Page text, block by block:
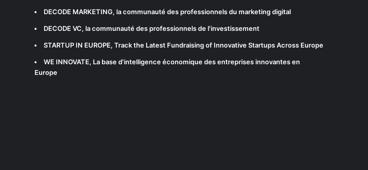
DECODE MARKETING, la communauté des professionnels du marketing digital
DECODE VC, la communauté des professionnels de l'investissement
STARTUP IN EUROPE, Track the Latest Fundraising of Innovative Startups Across Europe
WE INNOVATE, La base d'intelligence économique des entreprises innovantes en
Europe